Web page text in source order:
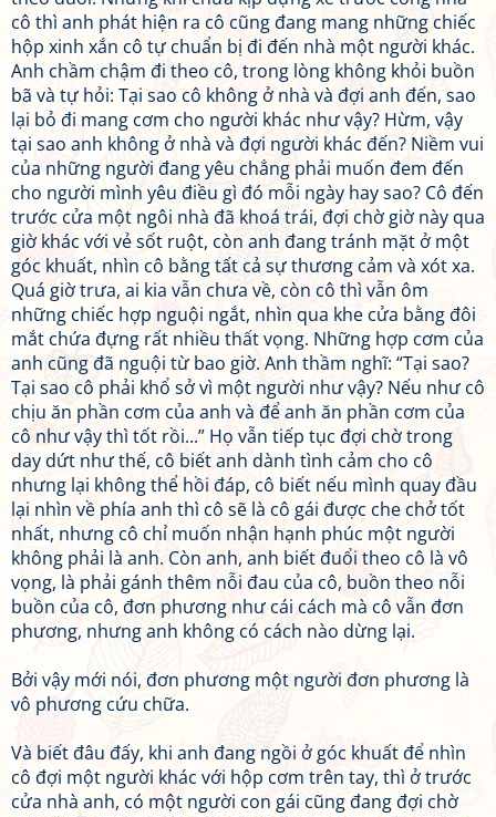
cô thì anh phát hiện ra cô cũng đang mang những chiếc
hộp xinh xắn cô tự chuẩn bị đi đến nhà một người khác.
Anh chầm chậm đi theo cô, trong lòng không khỏi buồn
bã và tự hỏi: Tại sao cô không ở nhà và đợi anh đến, sao
lại bỏ đi mang cơm cho người khác như vậy? Hừm, vậy
tại sao anh không ở nhà và đợi người khác đến? Niềm vui
của những người đang yêu chẳng phải muốn đem đến
cho người mình yêu điều gì đó mỗi ngày hay sao? Cô đến
trước cửa một ngôi nhà đã khoá trái, đợi chờ giờ này qua
giờ khác với vẻ sốt ruột, còn anh đang tránh mặt ở một
góc khuất, nhìn cô bằng tất cả sự thương cảm và xót xa.
Quá giờ trưa, ai kia vẫn chưa về, còn cô thì vẫn ôm
những chiếc hợp nguội ngắt, nhìn qua khe cửa bằng đôi
mắt chứa đựng rất nhiều thất vọng. Những hợp cơm của
anh cũng đã nguội từ bao giờ. Anh thầm nghĩ: “Tại sao?
Tại sao cô phải khổ sở vì một người như vậy? Nếu như cô
chịu ăn phần cơm của anh và để anh ăn phần cơm của
cô như vậy thì tốt rồi...” Họ vẫn tiếp tục đợi chờ trong
day dứt như thế, cô biết anh dành tình cảm cho cô
nhưng lại không thể hồi đáp, cô biết nếu mình quay đầu
lại nhìn về phía anh thì cô sẽ là cô gái được che chở tốt
nhất, nhưng cô chỉ muốn nhận hạnh phúc một người
không phải là anh. Còn anh, anh biết đuổi theo cô là vô
vọng, là phải gánh thêm nỗi đau của cô, buồn theo nỗi
buồn của cô, đơn phương như cái cách mà cô vẫn đơn
phương, nhưng anh không có cách nào dừng lại.
Bởi vậy mới nói, đơn phương một người đơn phương là
vô phương cứu chữa.
Và biết đâu đấy, khi anh đang ngồi ở góc khuất để nhìn
cô đợi một người khác với hộp cơm trên tay, thì ở trước
cửa nhà anh, có một người con gái cũng đang đợi chờ